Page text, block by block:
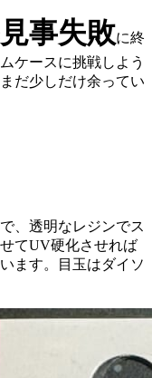
見事失敗に終
ケースに挑戦しよう
だ少しだけ余ってい
、透明なレジンでス
てUV硬化させれば
ます。目玉はダイソ